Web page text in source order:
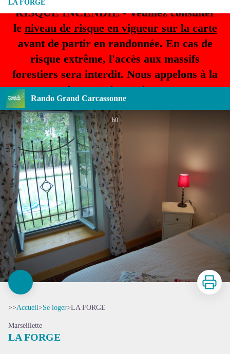
RISQUE INCENDIE - Veuillez consulter
le niveau de risque en vigueur sur la carte
avant de partir en randonnée. En cas de
risque extrême, l'accès aux massifs
forestiers sera interdit. Nous appelons à la
plus grande prudence.
Rando Grand Carcassonne
LA FORGE
b0
Imprimer
>>Accueil>Se loger>LA FORGE
Marseillette
LA FORGE